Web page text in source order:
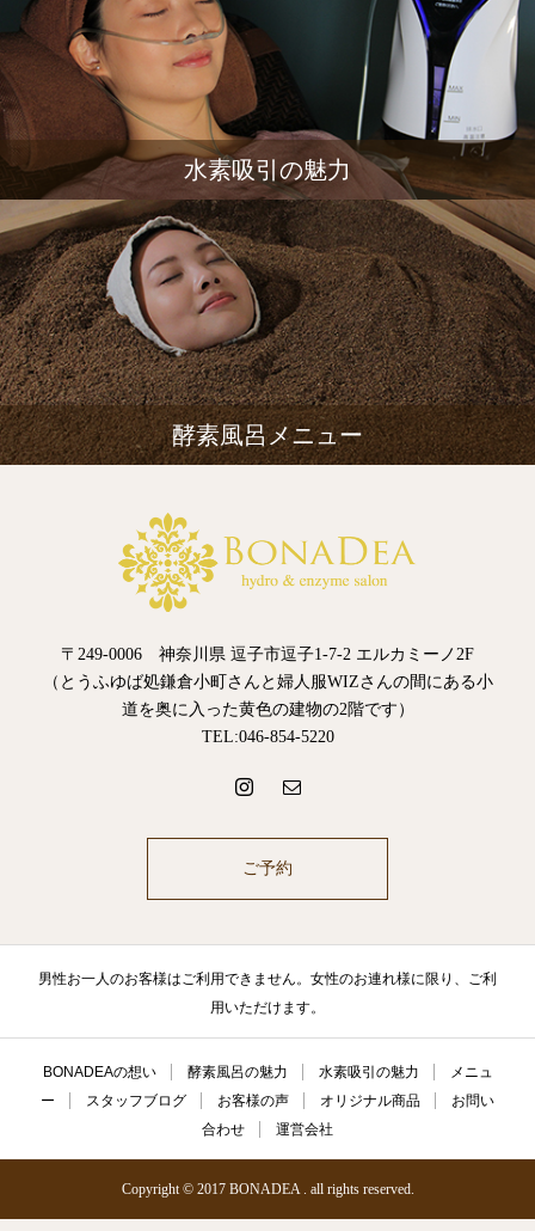
水素吸引の魅力
酵素風呂メニュー
〒249-0006 神奈川県 逗子市逗子1-7-2 エルカミーノ2F
（とうふゆば処鎌倉小町さんと婦人服WIZさんの間にある小
道を奥に入った黄色の建物の2階です）
TEL:046-854-5220
ご予約
男性お一人のお客様はご利用できません。女性のお連れ様に限り、ご利
用いただけます。
BONADEAの想い 酵素風呂の魅力 水素吸引の魅力
メニュ
ー
スタッフブログ お客様の声 オリジナル商品
お問い
合わせ
運営会社
Copyright © 2017 BONADEA . all rights reserved.